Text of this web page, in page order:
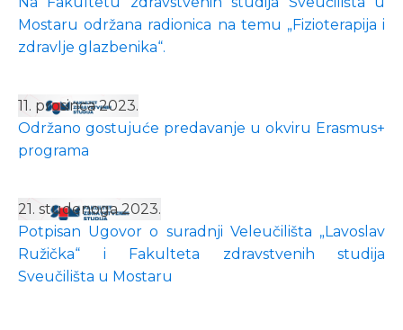
Mostaru održana radionica na temu „Fizioterapija i
zdravlje glazbenika“.
11. prosinca 2023.
Održano gostujuće predavanje u okviru Erasmus+
programa
21. studenoga 2023.
Potpisan Ugovor o suradnji Veleučilišta „Lavoslav
Ružička“ i Fakulteta zdravstvenih studija
Sveučilišta u Mostaru